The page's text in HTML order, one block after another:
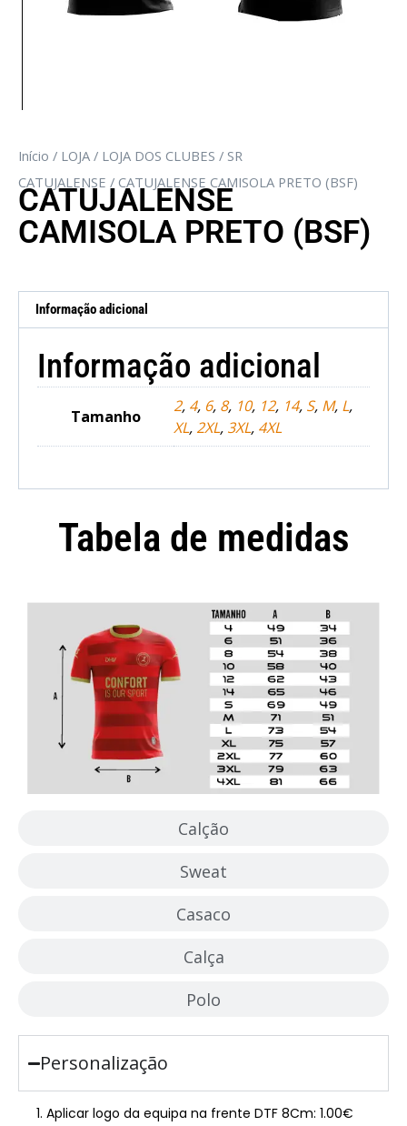
Início / LOJA / LOJA DOS CLUBES / SR
CATUJALENSE / CATUJALENSE CAMISOLA PRETO (BSF)
CATUJALENSE
CAMISOLA PRETO (BSF)
Informação adicional
Informação adicional
Tamanho
2, 4, 6, 8, 10, 12, 14, S, M, L,
XL, 2XL, 3XL, 4XL
Tabela de medidas
Calção
Sweat
Casaco
Calça
Polo
Personalização
Aplicar logo da equipa na frente DTF 8Cm: 1.00€